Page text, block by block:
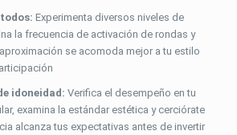
Experimenta diversos niveles de
la frecuencia de activación de rondas y
se acomoda mejor a tu estilo
idoneidad: Verifica el desempeño en tu
examina la estándar estética y cerciórate
alcanza tus expectativas antes de invertir